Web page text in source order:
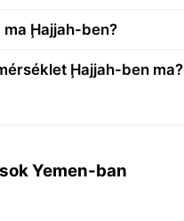
ma Ḩajjah-ben?
Ḩajjah-ben ma?
Yemen-ban